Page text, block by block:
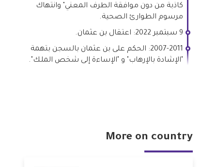
كاذبة من دون موافقة الطرف المعني" وانتهاك
مرسوم الطوارئ الصحية.
9 سبتمبر 2022: اعتقال بن عثمان.
2007-2011: الحكم على بن عثمان بالسجن بتهمة
"الإشادة بالإرهاب" و "الإساءة إلى شخص الملك".
More on country